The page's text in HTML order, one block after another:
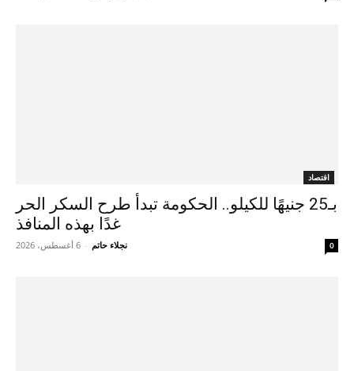
اقتصاد
بـ25 جنيهًا للكيلو.. الحكومة تبدأ طرح السكر الحر
غدًا بهذه المنافذ
نجلاء حاتم - 6 أغسطس، 2026 0